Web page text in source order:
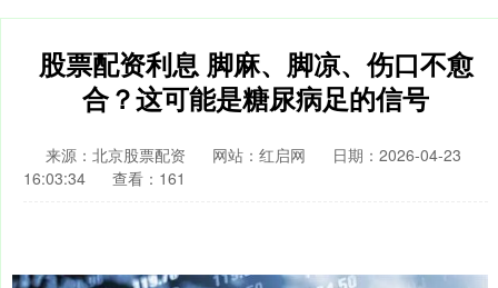
股票配资利息 脚麻、脚凉、伤口不愈
合？这可能是糖尿病足的信号
来源：北京股票配资 网站：红启网
日期：2026-04-23
16:03:34
查看：161